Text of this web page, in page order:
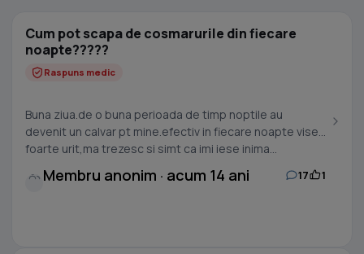
Cum pot scapa de cosmarurile din fiecare
noapte?????
Raspuns medic
Buna ziua.de o buna perioada de timp noptile au
devenit un calvar pt mine.efectiv in fiecare noapte visez
foarte urit,ma trezesc si simt ca imi iese inima...
Membru anonim · acum 14 ani 17 1